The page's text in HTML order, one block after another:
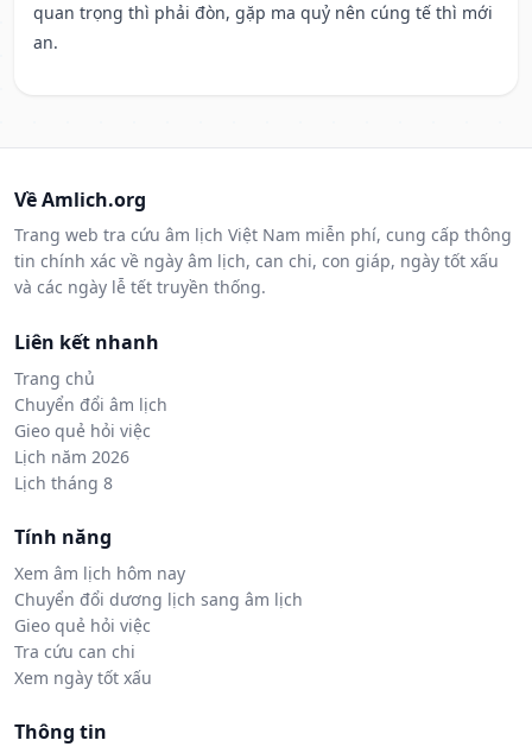
quan trọng thì phải đòn, gặp ma quỷ nên cúng tế thì mới
an.
Về Amlich.org
Trang web tra cứu âm lịch Việt Nam miễn phí, cung cấp thông
tin chính xác về ngày âm lịch, can chi, con giáp, ngày tốt xấu
và các ngày lễ tết truyền thống.
Liên kết nhanh
Trang chủ
Chuyển đổi âm lịch
Gieo quẻ hỏi việc
Lịch năm 2026
Lịch tháng 8
Tính năng
Xem âm lịch hôm nay
Chuyển đổi dương lịch sang âm lịch
Gieo quẻ hỏi việc
Tra cứu can chi
Xem ngày tốt xấu
Thông tin